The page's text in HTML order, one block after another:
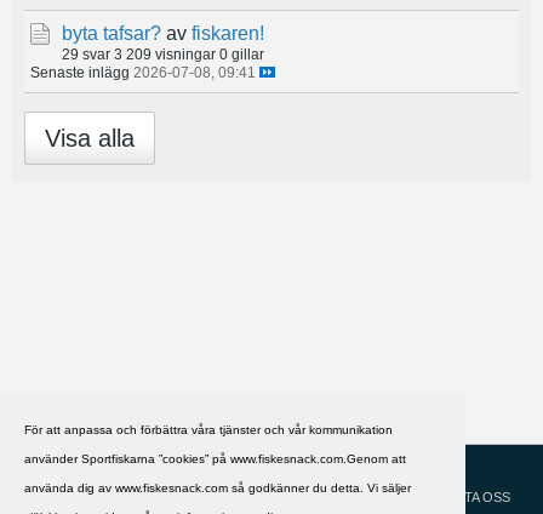
För att anpassa och förbättra våra tjänster och vår kommunikation
använder Sportfiskarna ”cookies” på www.fiskesnack.com.Genom att
använda dig av www.fiskesnack.com så godkänner du detta. Vi säljer
byta tafsar? av fiskaren!
29 svar 3 209 visningar 0 gillar
Senaste inlägg 2026-07-08, 09:41
Visa alla
HJÄLP
KONTAKTA OSS